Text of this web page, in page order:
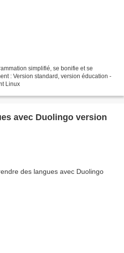
simplifié, se bonifie et se
: Version standard, version éducation -
Linux
avec Duolingo version